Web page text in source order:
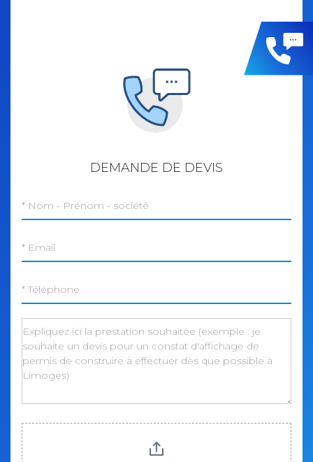
devis
DEMANDE DE DEVIS